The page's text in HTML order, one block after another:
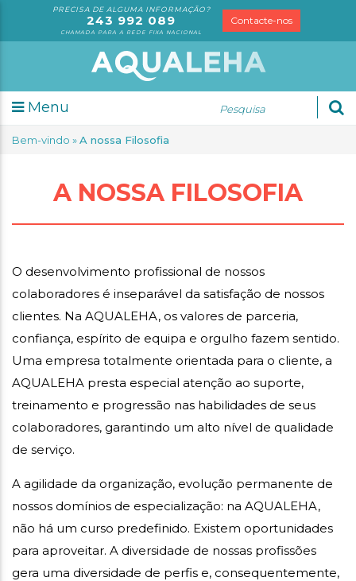
PRECISA DE ALGUMA INFORMAÇÃO?
243 992 089
CHAMADA PARA A REDE FIXA NACIONAL
Contacte-nos
Menu
Bem-vindo »A nossa Filosofia
A NOSSA FILOSOFIA
O desenvolvimento profissional de nossos
colaboradores é inseparável da satisfação de nossos
clientes. Na AQUALEHA, os valores de parceria,
confiança, espírito de equipa e orgulho fazem sentido.
Uma empresa totalmente orientada para o cliente, a
AQUALEHA presta especial atenção ao suporte,
treinamento e progressão nas habilidades de seus
colaboradores, garantindo um alto nível de qualidade
de serviço.
A agilidade da organização, evolução permanente de
nossos domínios de especialização: na AQUALEHA,
não há um curso predefinido. Existem oportunidades
para aproveitar. A diversidade de nossas profissões
gera uma diversidade de perfis e, consequentemente,